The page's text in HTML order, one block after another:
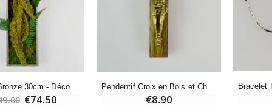
€78.00 €58.50
Huile d'Onction
€9.90
€2.50
€5.00
Croix en Bronze 30cm - Décoration Végétale Stabilisée
€74.50
Pendentif Croix en Bois et Christ Bronze & Cordon
€8.90